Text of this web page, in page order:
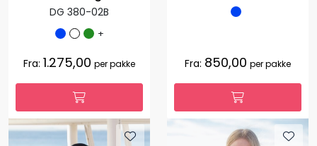
DG 380-02B
+
Fra: 1.275,00 per pakke Fra: 850,00 per pakke